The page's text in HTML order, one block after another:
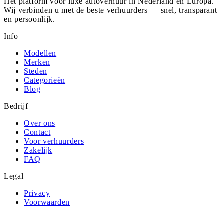
Wij verbinden u met de beste verhuurders — snel, transparant
en persoonlijk.
Info
Modellen
Merken
Steden
Categorieën
Blog
Bedrijf
Over ons
Contact
Voor verhuurders
Zakelijk
FAQ
Legal
Privacy
Voorwaarden